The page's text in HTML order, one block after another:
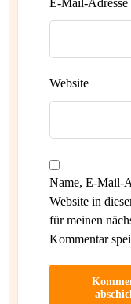
Website
Name, E-Mail-
Website in
für meinen
Kommentar